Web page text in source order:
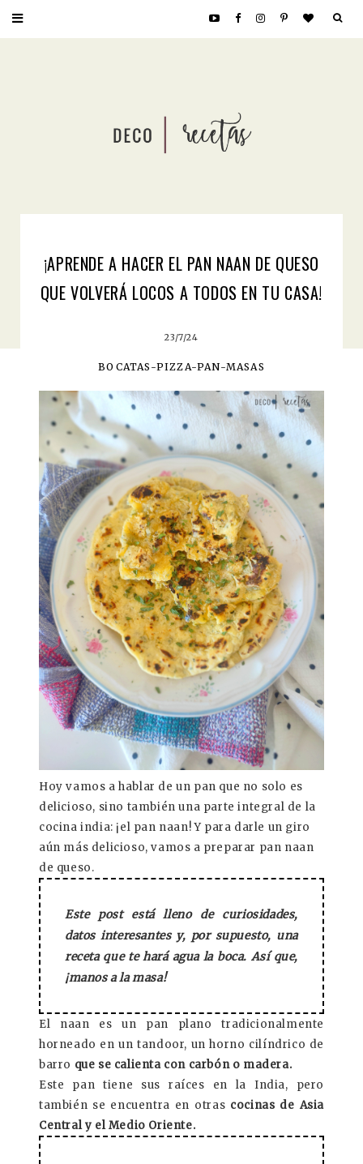
¡APRENDE A HACER EL PAN NAAN DE QUESO
QUE VOLVERÁ LOCOS A TODOS EN TU CASA!
23/7/24
BOCATAS-PIZZA-PAN-MASAS
Hoy vamos a hablar de un pan que no solo es
delicioso, sino también una parte integral de la
cocina india: ¡el pan naan!Y para darle un giro
aún más delicioso, vamos a preparar pan naan
de queso.
Este post está lleno de curiosidades,
datos interesantes y, por supuesto, una
receta que te hará agua la boca. Así que,
¡manos a la masa!
El naan es un pan plano tradicionalmente
horneado en un tandoor, un horno cilíndrico de
barro que se calienta con carbón o madera.
Este pan tiene sus raíces en la India, pero
también se encuentra en otras cocinas de Asia
Central y el Medio Oriente.